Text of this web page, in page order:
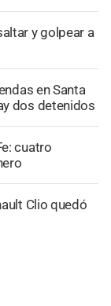
y golpear a
en Santa
dos detenidos
cuatro
Clio quedó